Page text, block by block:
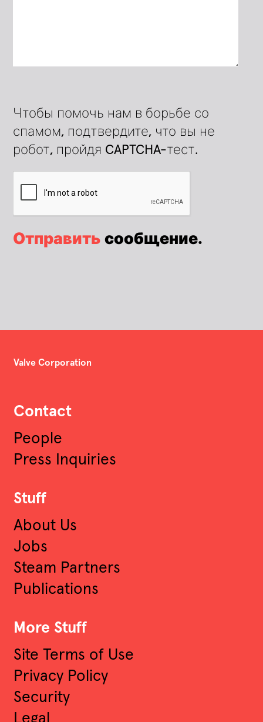
Чтобы помочь нам в борьбе со
спамом, подтвердите, что вы не
робот, пройдя CAPTCHA-тест.
Отправить сообщение.
Valve Corporation
Contact
People
Press Inquiries
Stuff
About Us
Jobs
Steam Partners
Publications
More Stuff
Site Terms of Use
Privacy Policy
Security
Legal